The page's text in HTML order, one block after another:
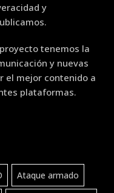
y
tenemos la
y nuevas
el mejor contenido a
plataformas.
Ataque armado